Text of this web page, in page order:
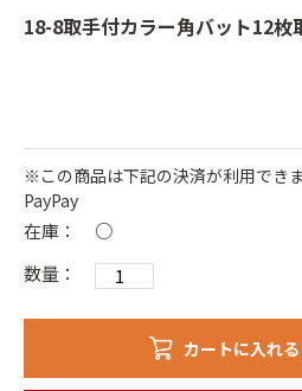
18-8取手付カラー角バット12枚
※この商品は下記の決済が利用でき
PayPay
在庫：
○
数量：
カートに入れる